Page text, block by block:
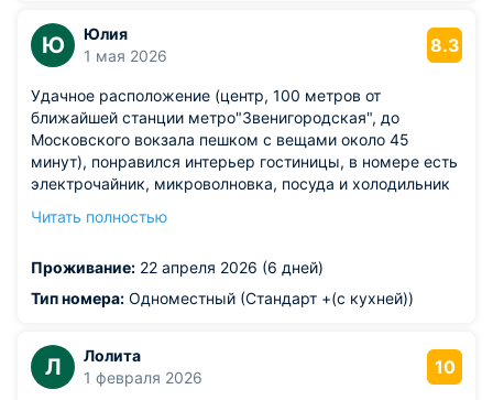
Ю
Юлия
1 мая 2026
8.3
Удачное расположение (центр, 100 метров от
ближайшей станции метро"Звенигородская", до
Московского вокзала пешком с вещами около 45
минут), понравился интерьер гостиницы, в номере есть
электрочайник, микроволновка, посуда и холодильник
починить полотенцесушитель в ванной и сделать
растекалась вода при купании, то будет совсем хорошо
(номер 227).
Читать полностью
Проживание: 22 апреля 2026 (6 дней)
Тип номера: Одноместный (Стандарт +(с кухней))
Л
Лолита
1 февраля 2026
10